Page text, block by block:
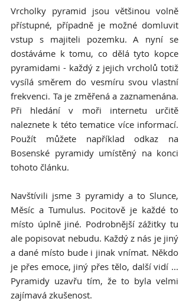
Vrcholky pyramid jsou většinou volně
přístupné, případně je možné domluvit
vstup s majiteli pozemku. A nyní se
dostáváme k tomu, co dělá tyto kopce
pyramidami - každý z jejich vrcholů totiž
vysílá směrem do vesmíru svou vlastní
frekvenci. Ta je změřená a zaznamenána.
Při hledání v moři internetu určitě
naleznete k této tematice více informací.
Použít můžete například odkaz na
Bosenské pyramidy umístěný na konci
tohoto článku.
Navštívili jsme 3 pyramidy a to Slunce,
Měsíc a Tumulus. Pocitově je každé to
místo úplně jiné. Podrobnější zážitky tu
ale popisovat nebudu. Každý z nás je jiný
a dané místo bude i jinak vnímat. Někdo
je přes emoce, jiný přes tělo, další vidí ...
Pyramidy uzavřu tím, že to byla velmi
zajímavá zkušenost.